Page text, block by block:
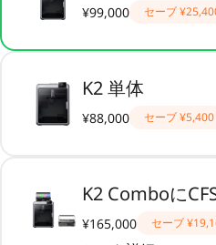
¥99,000 セーブ
K2 単体
¥88,000 セーブ¥5,400
K2 Comboに
¥165,000 セーブ